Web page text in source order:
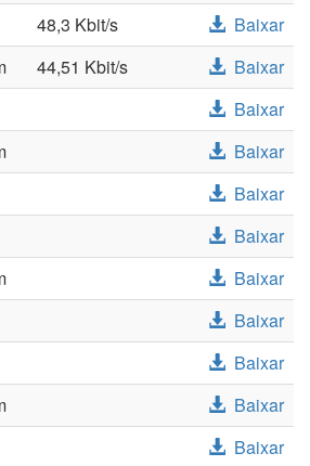
48,3 Kbit/s
Baixar
44,51 Kbit/s
Baixar
Baixar
Baixar
Baixar
Baixar
Baixar
Baixar
Baixar
Baixar
Baixar